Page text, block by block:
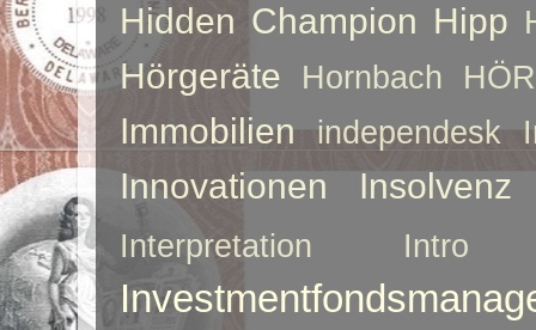
Hidden Champion Hipp
Hörgeräte Hornbach
Immobilien independesk
Innovationen Insolvenz
Interpretation Intro